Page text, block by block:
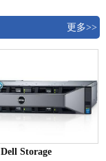
更多>>
Dell Storage